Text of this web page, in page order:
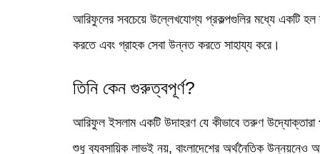
আরিফুলের সবচেয়ে উল্লেখযোগ্য প্রকল্পগুলির মধ্যে একটি হল
করতে এবং গ্রাহক সেবা উন্নত করতে সাহায্য করে।
তিনি কেন গুরুত্বপূর্ণ?
আরিফুল ইসলাম একটি উদাহরণ যে কীভাবে তরুণ উদ্যোক্তারা
শুধু ব্যবসায়িক লাভই নয়, বাংলাদেশের অর্থনৈতিক উন্নয়নেও